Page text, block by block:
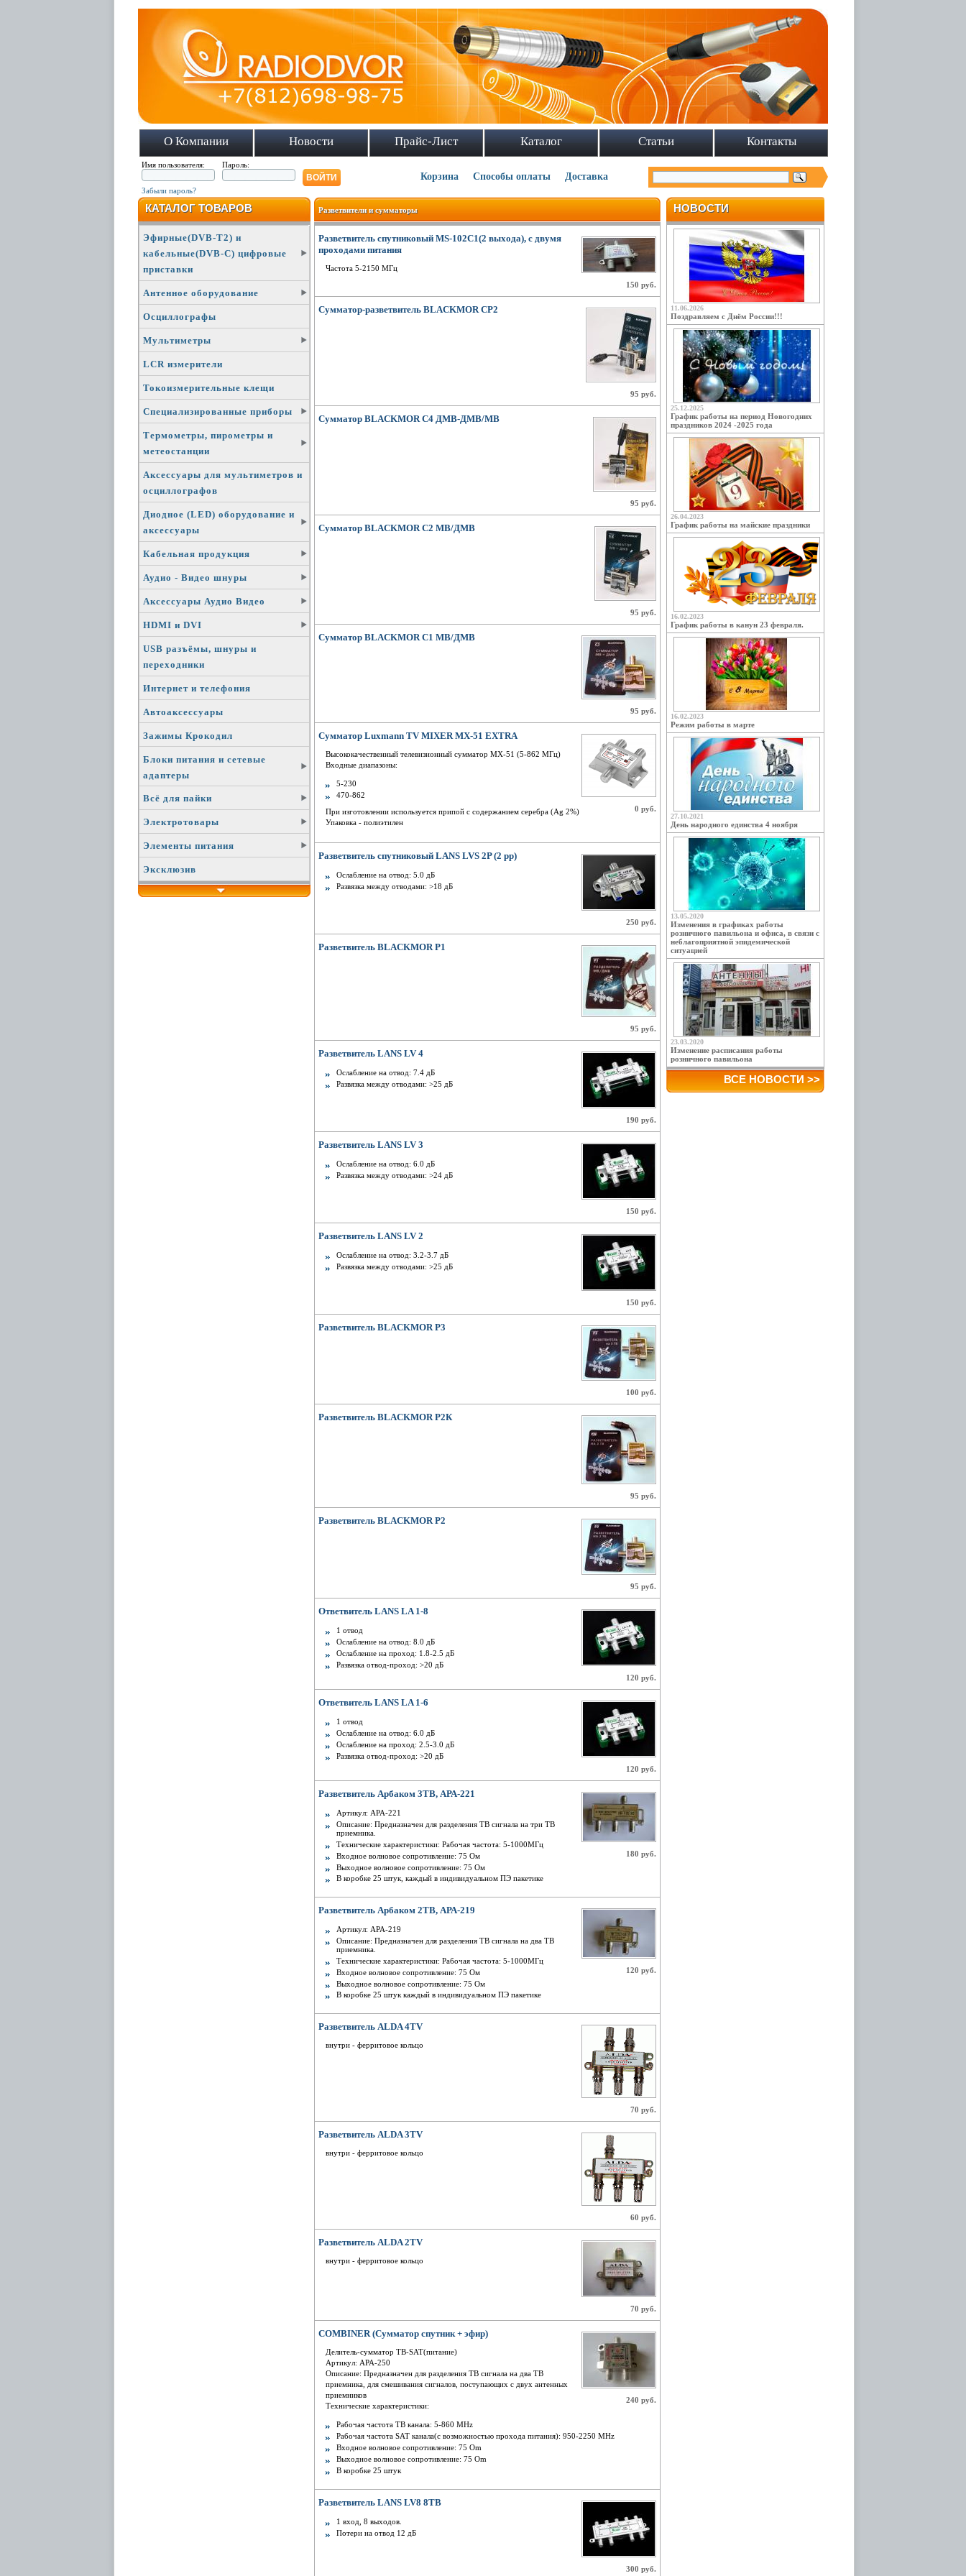
О Компании Новости Прайс-Лист Каталог Статьи Контакты
Имя пользователя: Пароль:
Забыли пароль?
Корзина Способы оплаты Доставка
КАТАЛОГ ТОВАРОВ
Эфирные(DVB-T2) и
кабельные(DVB-C) цифровые
приставки
Антенное оборудование
Осциллографы
Мультиметры
LCR измерители
Токоизмерительные клещи
Специализированные приборы
Термометры, пирометры и
метеостанции
Аксессуары для мультиметров и
осциллографов
Диодное (LED) оборудование и
аксессуары
Кабельная продукция
Аудио - Видео шнуры
Аксессуары Аудио Видео
HDMI и DVI
USB разъёмы, шнуры и
переходники
Интернет и телефония
Автоаксессуары
Зажимы Крокодил
Блоки питания и сетевые
адаптеры
Всё для пайки
Электротовары
Элементы питания
Эксклюзив
НОВОСТИ
11.06.2026
Поздравляем с Днём России!!!
25.12.2025
График работы на период Новогодних
праздников 2024 -2025 года
26.04.2023
График работы на майские праздники
16.02.2023
График работы в канун 23 февраля.
16.02.2023
Режим работы в марте
27.10.2021
День народного единства 4 ноября
13.05.2020
Изменения в графиках работы
розничного павильона и офиса, в связи с
неблагоприятной эпидемической
ситуацией
23.03.2020
Изменение расписания работы
розничного павильона
ВСЕ НОВОСТИ >>
Разветвители и сумматоры
150 руб.
Разветвитель спутниковый MS-102C1(2 выхода), с двумя
проходами питания
Частота 5-2150 МГц
95 руб.
Сумматор-разветвитель BLACKMOR СР2
95 руб.
Сумматор BLACKMOR С4 ДМВ-ДМВ/МВ
95 руб.
Сумматор BLACKMOR С2 МВ/ДМВ
95 руб.
Сумматор BLACKMOR С1 МВ/ДМВ
0 руб.
Сумматор Luxmann TV MIXER MX-51 EXTRA
Высококачественный телевизионный сумматор MX-51 (5-862 МГц)
Входные диапазоны:
5-230
470-862
При изготовлении используется припой с содержанием серебра (Ag 2%)
Упаковка - полиэтилен
250 руб.
Разветвитель спутниковый LANS LVS 2P (2 pp)
Ослабление на отвод: 5.0 дБ
Развязка между отводами: >18 дБ
95 руб.
Разветвитель BLACKMOR Р1
190 руб.
Разветвитель LANS LV 4
Ослабление на отвод: 7.4 дБ
Развязка между отводами: >25 дБ
150 руб.
Разветвитель LANS LV 3
Ослабление на отвод: 6.0 дБ
Развязка между отводами: >24 дБ
150 руб.
Разветвитель LANS LV 2
Ослабление на отвод: 3.2-3.7 дБ
Развязка между отводами: >25 дБ
100 руб.
Разветвитель BLACKMOR Р3
95 руб.
Разветвитель BLACKMOR Р2К
95 руб.
Разветвитель BLACKMOR Р2
120 руб.
Ответвитель LANS LA 1-8
1 отвод
Ослабление на отвод: 8.0 дБ
Ослабление на проход: 1.8-2.5 дБ
Развязка отвод-проход: >20 дБ
120 руб.
Ответвитель LANS LA 1-6
1 отвод
Ослабление на отвод: 6.0 дБ
Ослабление на проход: 2.5-3.0 дБ
Развязка отвод-проход: >20 дБ
180 руб.
Разветвитель Арбаком 3ТВ, АРА-221
Артикул: АРА-221
Описание: Предназначен для разделения ТВ сигнала на три ТВ
приемника.
Технические характеристики: Рабочая частота: 5-1000МГц
Входное волновое сопротивление: 75 Ом
Выходное волновое сопротивление: 75 Ом
В коробке 25 штук, каждый в индивидуальном ПЭ пакетике
120 руб.
Разветвитель Арбаком 2ТВ, АРА-219
Артикул: АРА-219
Описание: Предназначен для разделения ТВ сигнала на два ТВ
приемника.
Технические характеристики: Рабочая частота: 5-1000МГц
Входное волновое сопротивление: 75 Ом
Выходное волновое сопротивление: 75 Ом
В коробке 25 штук каждый в индивидуальном ПЭ пакетике
70 руб.
Разветвитель ALDA 4TV
внутри - ферритовое кольцо
60 руб.
Разветвитель ALDA 3TV
внутри - ферритовое кольцо
70 руб.
Разветвитель ALDA 2TV
внутри - ферритовое кольцо
240 руб.
COMBINER (Сумматор спутник + эфир)
Делитель-сумматор ТВ-SAT(питание)
Артикул: АРА-250
Описание: Предназначен для разделения ТВ сигнала на два ТВ
приемника, для смешивания сигналов, поступающих с двух антенных
приемников
Технические характеристики:
Рабочая частота ТВ канала: 5-860 MHz
Рабочая частота SAT канала(с возможностью прохода питания): 950-2250 MHz
Входное волновое сопротивление: 75 Om
Выходное волновое сопротивление: 75 Om
В коробке 25 штук
300 руб.
Разветвитель LANS LV8 8ТВ
1 вход, 8 выходов.
Потери на отвод 12 дБ